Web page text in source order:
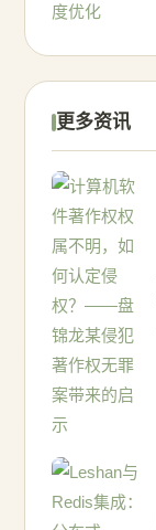
更多资讯